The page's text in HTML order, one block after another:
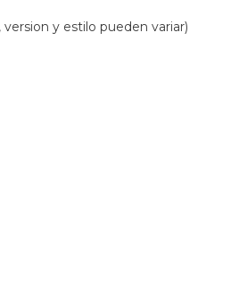
y estilo pueden variar)